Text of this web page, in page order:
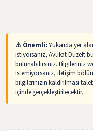
⚠️ Önemli: Yukarıda yer
istiyorsanız, Avukat Düzelt
bulunabilirsiniz. Bilgileriniz
istemiyorsanız, iletişim
bilgilerinizin kaldırılması
içinde gerçekleştirilecektir.